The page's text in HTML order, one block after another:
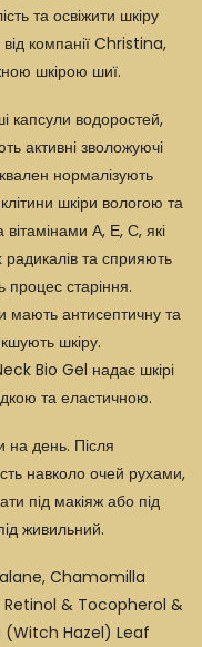
та освіжити шкіру
компанії Christina,
шкірою шиї.
капсули водоростей,
активні зволожуючі
нормалізують
шкіри вологою та
А, Е, С, які
радикалів та сприяють
старіння.
мають антисептичну та
шкіру.
Bio Gel надає шкірі
та еластичною.
на день. Після
навколо очей рухами,
під макіяж або під
живильний.
Chamomilla
& Tocopherol &
(Witch Hazel) Leaf